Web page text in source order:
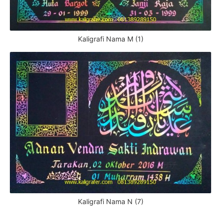
Kaligrafi Nama M (1)
Kaligrafi Nama N (7)